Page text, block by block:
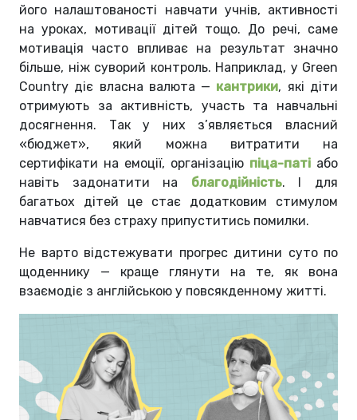
його налаштованості навчати учнів, активності
на уроках, мотивації дітей тощо. До речі, саме
мотивація часто впливає на результат значно
більше, ніж суворий контроль. Наприклад, у Green
Country діє власна валюта — кантрики, які діти
отримують за активність, участь та навчальні
досягнення. Так у них з’являється власний
«бюджет», який можна витратити на
сертифікати на емоції, організацію піца-паті або
навіть задонатити на благодійність. І для
багатьох дітей це стає додатковим стимулом
навчатися без страху припуститись помилки.
Не варто відстежувати прогрес дитини суто по
щоденнику — краще глянути на те, як вона
взаємодіє з англійською у повсякденному житті.